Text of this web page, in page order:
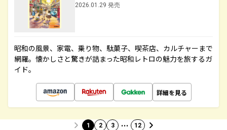
2026.01.29 発売
昭和の風景、家電、乗り物、駄菓子、喫茶店、カルチャーまで
網羅。懐かしさと驚きが詰まった昭和レトロの魅力を旅するガ
イド。
詳細を見る
1 2 3 … 12